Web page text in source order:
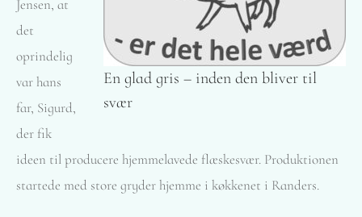
En glad gris – inden den bliver til
svær
Jensen, at
det
oprindelig
var hans
far, Sigurd,
der fik
ideen til producere hjemmelavede flæskesvær. Produktionen
startede med store gryder hjemme i køkkenet i Randers.